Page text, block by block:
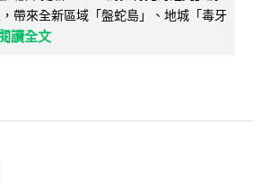
帶來全新區域「盤蛇島」、地城「毒牙
讀全文